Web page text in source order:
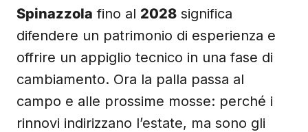
Spinazzola fino al 2028 significa
difendere un patrimonio di esperienza e
offrire un appiglio tecnico in una fase di
cambiamento. Ora la palla passa al
campo e alle prossime mosse: perché i
rinnovi indirizzano l’estate, ma sono gli